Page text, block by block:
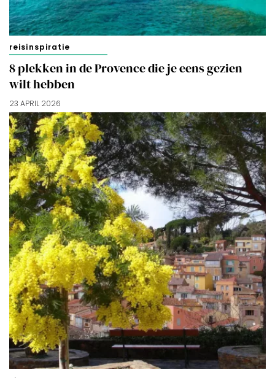
reisinspiratie
8 plekken in de Provence die je eens gezien
wilt hebben
23 APRIL 2026